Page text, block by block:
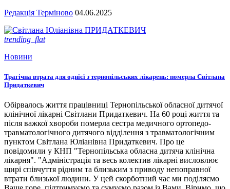
Редакція Терміново 04.06.2025
trending_flat
Новини
Трагічна втрата для однієї з тернопільських лікарень: померла Світлана
Придаткевич
Обірвалось життя працівниці Тернопільської обласної дитячої
клінічної лікарні Світлани Придаткевич. На 60 році життя та
після важкої хвороби померла сестра медичного ортопедо-
травматологічного дитячого відділення з травматологічним
пунктом Світлана Юліанівна Придаткевич. Про це
повідомили у КНП "Тернопільська обласна дитяча клінічна
лікарня". "Адміністрація та весь колектив лікарні висловлює
щирі співчуття рідним та близьким з приводу непоправної
втрати близької людини. У цей скорботний час ми поділяємо